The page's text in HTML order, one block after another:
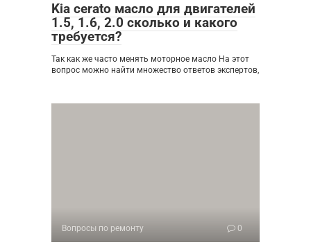
Kia cerato масло для двигателей
1.5, 1.6, 2.0 сколько и какого
требуется?
Так как же часто менять моторное масло На этот
вопрос можно найти множество ответов экспертов,
Вопросы по ремонту 0